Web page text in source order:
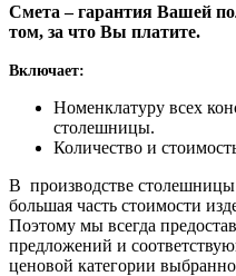
Смета – гарантия Вашей
том, за что Вы платите.
Включает:
Номенклатуру всех
столешницы.
Количество и
В производстве столешницы
большая часть стоимости
Поэтому мы всегда
предложений и
ценовой категории